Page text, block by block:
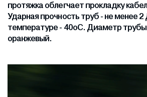
протяжка облегчает прокладку
Ударная прочность труб - не менее
температуре - 40оС. Диаметр
оранжевый.